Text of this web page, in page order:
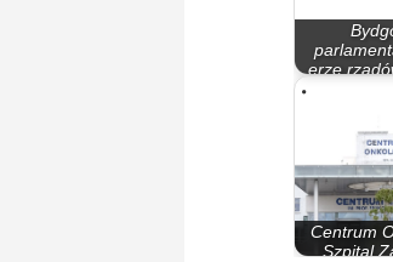
erze
Centrum
Szpital